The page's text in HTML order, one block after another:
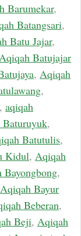
Barumekar,
Batangsari,
Batu Jajar,
Batujajar
, Aqiqah
,
, aqiqah
,
Batutulis,
Kidul, Aqiqah
Bayongbong,
Aqiqah Bayur
Beberan,
Beji, Aqiqah